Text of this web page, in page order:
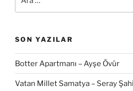
SON YAZILAR
Botter Apartmanı – Ayşe Övür
Vatan Millet Samatya – Seray